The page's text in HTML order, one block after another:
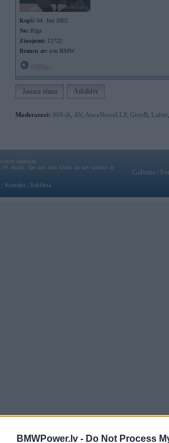
BMWPower.lv - Do Not Process
Kopš: 04. Jun 2002
No: Rīga
Ziņojumi: 12722
Braucu ar: a/m BMW
Jauna tēma Atbildēt
Moderatori: 968-jk AV AiwaShuraLLP, GirtzB Lafter
darbojas
14. maija. Tas nav auto klubs un nav saistīts ar
Kontakti Reklāma
Galvena